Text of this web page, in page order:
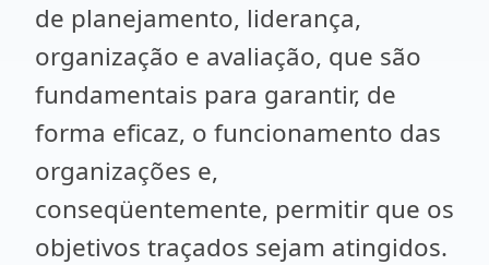
de planejamento, liderança,
organização e avaliação, que são
fundamentais para garantir, de
forma eficaz, o funcionamento das
organizações e,
conseqüentemente, permitir que os
objetivos traçados sejam atingidos.